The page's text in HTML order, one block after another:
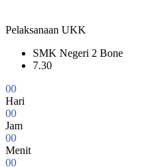
Pelaksanaan UKK
SMK Negeri 2 Bone
7.30
00
Hari
00
Jam
00
Menit
00